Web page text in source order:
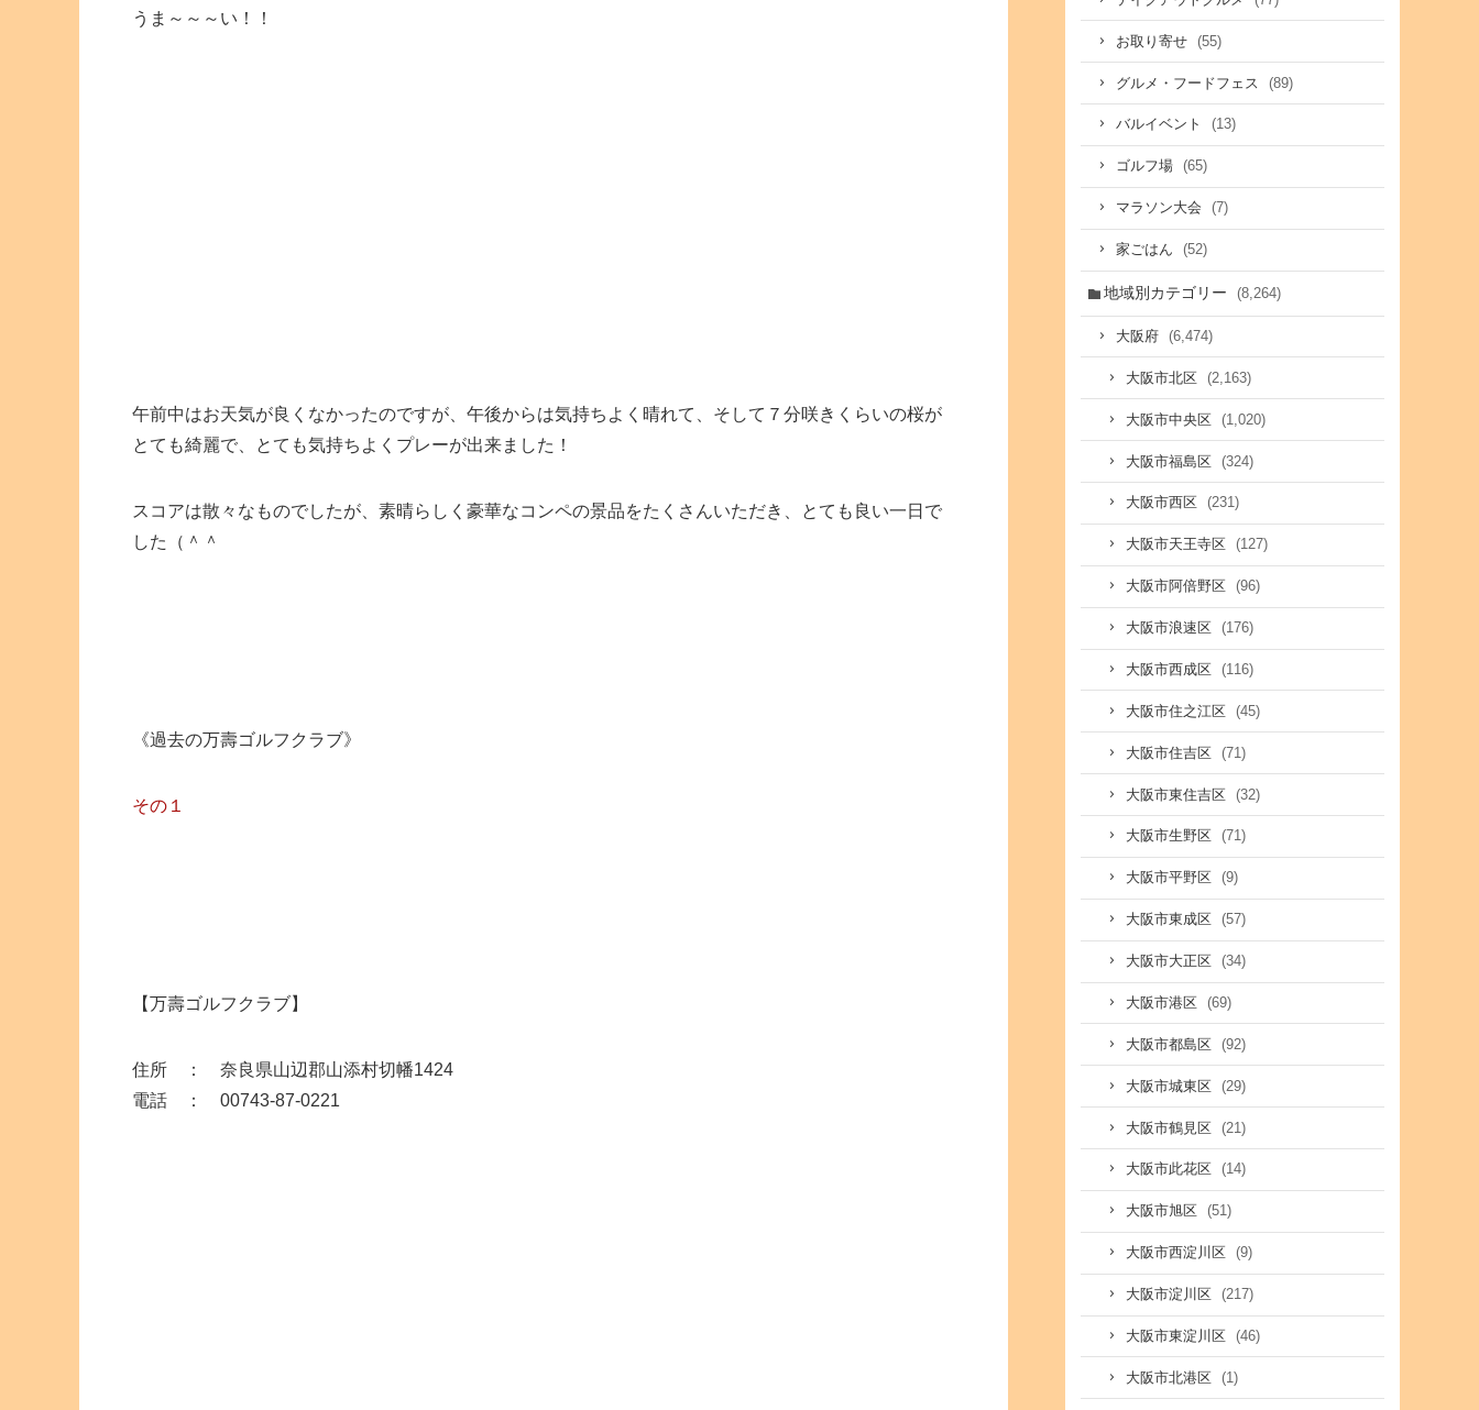
うま～～～い！！
午前中はお天気が良くなかったのですが、午後からは気持ちよく晴れて、そして７分咲きくらいの桜が
とても綺麗で、とても気持ちよくプレーが出来ました！
スコアは散々なものでしたが、素晴らしく豪華なコンペの景品をたくさんいただき、とても良い一日で
した（＾＾
《過去の万壽ゴルフクラブ》
その１
【万壽ゴルフクラブ】
住所 ： 奈良県山辺郡山添村切幡1424
電話 ： 00743-87-0221
お取り寄せ (55)
グルメ・フードフェス (89)
バルイベント (13)
ゴルフ場 (65)
マラソン大会 (7)
家ごはん (52)
地域別カテゴリー (8,264)
大阪府 (6,474)
大阪市北区 (2,163)
大阪市中央区 (1,020)
大阪市福島区 (324)
大阪市西区 (231)
大阪市天王寺区 (127)
大阪市阿倍野区 (96)
大阪市浪速区 (176)
大阪市西成区 (116)
大阪市住之江区 (45)
大阪市住吉区 (71)
大阪市東住吉区 (32)
大阪市生野区 (71)
大阪市平野区 (9)
大阪市東成区 (57)
大阪市大正区 (34)
大阪市港区 (69)
大阪市都島区 (92)
大阪市城東区 (29)
大阪市鶴見区 (21)
大阪市此花区 (14)
大阪市旭区 (51)
大阪市西淀川区 (9)
大阪市淀川区 (217)
大阪市東淀川区 (46)
大阪市北港区 (1)